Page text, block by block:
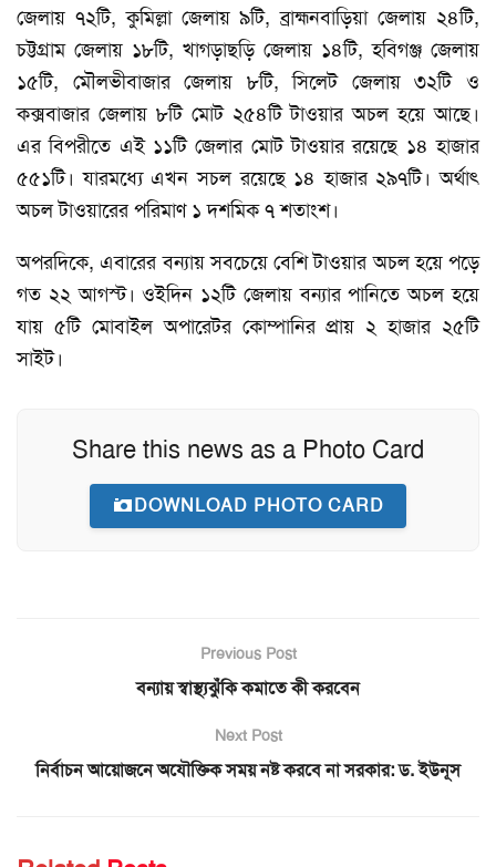
জেলায় ৭২টি, কুমিল্লা জেলায় ৯টি, ব্রাহ্মনবাড়িয়া জেলায় ২৪টি,
চট্টগ্রাম জেলায় ১৮টি, খাগড়াছড়ি জেলায় ১৪টি, হবিগঞ্জ জেলায়
১৫টি, মৌলভীবাজার জেলায় ৮টি, সিলেট জেলায় ৩২টি ও
কক্সবাজার জেলায় ৮টি মোট ২৫৪টি টাওয়ার অচল হয়ে আছে।
এর বিপরীতে এই ১১টি জেলার মোট টাওয়ার রয়েছে ১৪ হাজার
৫৫১টি। যারমধ্যে এখন সচল রয়েছে ১৪ হাজার ২৯৭টি। অর্থাৎ
অচল টাওয়ারের পরিমাণ ১ দশমিক ৭ শতাংশ।
অপরদিকে, এবারের বন্যায় সবচেয়ে বেশি টাওয়ার অচল হয়ে পড়ে
গত ২২ আগস্ট। ওইদিন ১২টি জেলায় বন্যার পানিতে অচল হয়ে
যায় ৫টি মোবাইল অপারেটর কোম্পানির প্রায় ২ হাজার ২৫টি
সাইট।
Share this news as a Photo Card
DOWNLOAD PHOTO CARD
Previous Post
বন্যায় স্বাস্থ্যঝুঁকি কমাতে কী করবেন
Next Post
নির্বাচন আয়োজনে অযৌক্তিক সময় নষ্ট করবে না সরকার: ড. ইউনূস